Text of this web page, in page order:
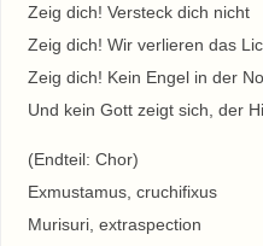
Zeig dich! Versteck dich nicht
Zeig dich! Wir verlieren das
Zeig dich! Kein Engel in der
Und kein Gott zeigt sich, der
(Endteil: Chor)
Exmustamus, cruchifixus
Murisuri, extraspection